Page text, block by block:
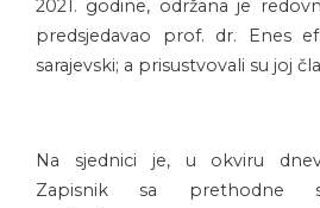
2021. godine, održana je
predsjedavao prof. dr. Enes
sarajevski; a prisustvovali su joj
Na sjednici je, u okviru
Zapisnik sa prethodne